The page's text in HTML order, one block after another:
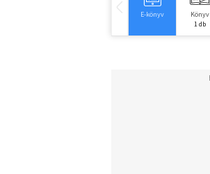
E-könyv
Könyv
1 db